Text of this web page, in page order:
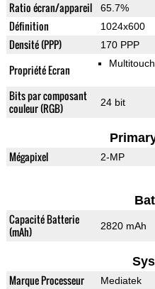
Ratio écran/appareil 65.7%
Définition 1024x600
Densité (PPP) 170 PPP
Propriété Ecran Multitouch
Bits par composant
couleur (RGB)
24 bit
Mégapixel 2-MP
Capacité Batterie
(mAh)
2820 mAh
Marque Processeur Mediatek